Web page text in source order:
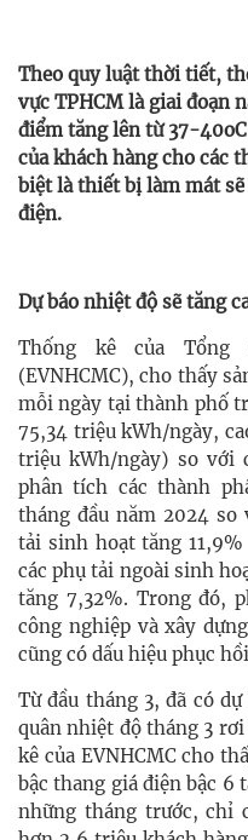
Theo quy luật thời tiết,
vực TPHCM là giai đoạn
điểm tăng lên từ 37-
của khách hàng cho các
biệt là thiết bị làm mát
điện.
Dự báo nhiệt độ sẽ tăng
Thống kê của Tổng
(EVNHCMC), cho thấy
mỗi ngày tại thành phố
75,34 triệu kWh/ngày,
triệu kWh/ngày) so với
phân tích các thành
tháng đầu năm 2024
tải sinh hoạt tăng
các phụ tải ngoài sinh
tăng 7,32%. Trong đó,
công nghiệp và xây
cũng có dấu hiệu phục
Từ đầu tháng 3, đã có
quân nhiệt độ tháng 3
kê của EVNHCMC cho
bậc thang giá điện bậc 6
những tháng trước, chỉ